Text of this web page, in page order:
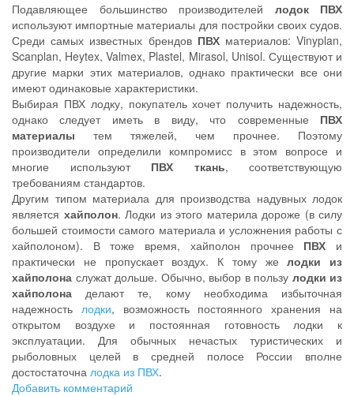
Подавляющее большинство производителей лодок ПВХ
используют импортные материалы для постройки своих судов.
Среди самых известных брендов ПВХматериалов: Vinyplan,
Scanplan, Heytex, Valmex, Plastel, Mirasol, Unisol. Существуют и
другие марки этих материалов, однако практически все они
имеют одинаковые характеристики.
Выбирая ПВХ лодку, покупатель хочет получить надежность,
однако следует иметь в виду, что современные ПВХ
материалы тем тяжелей, чем прочнее. Поэтому
производители определили компромисс в этом вопросе и
многие используют ПВХ ткань, соответствующую
требованиям стандартов.
Другим типом материала для производства надувных лодок
является хайполон. Лодки из этого материла дороже (в силу
большей стоимости самого материала и усложнения работы с
хайполоном). В тоже время, хайполон прочнее ПВХ и
практически не пропускает воздух. К тому желодки из
хайполона служат дольше. Обычно, выбор в пользу лодки из
хайполона делают те, кому необходима избыточная
надежность лодки, возможность постоянного хранения на
открытом воздухе и постоянная готовность лодки к
эксплуатации. Для обычных нечастых туристических и
рыболовных целей в средней полосе России вполне
достостаточна лодка из ПВХ.
Добавить комментарий